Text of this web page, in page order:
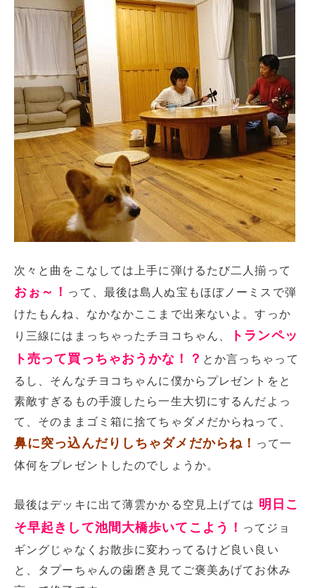
次々と曲をこなしては上手に弾けるたび二人揃って
おぉ～！ って、最後は島人ぬ宝もほぼノーミスで弾
けたもんね、なかなかここまで出来ないよ。すっか
り三線にはまっちゃったチヨコちゃん、
トランペッ
ト売って買っちゃおうかな！？ とか言っちゃって
るし、そんなチヨコちゃんに僕からプレゼントをと
素敵すぎるもの手渡したら一生大切にするんだよっ
て、そのままゴミ箱に捨てちゃダメだからねって、
鼻に突っ込んだりしちゃダメだからね！ って一
体何をプレゼントしたのでしょうか。
最後はデッキに出て薄雲かかる空見上げては 明日こ
そ早起きして池間大橋歩いてこよう！ ってジョ
ギングじゃなくお散歩に変わってるけど良い良い
と、タプーちゃんの歯磨き見てご褒美あげてお休み